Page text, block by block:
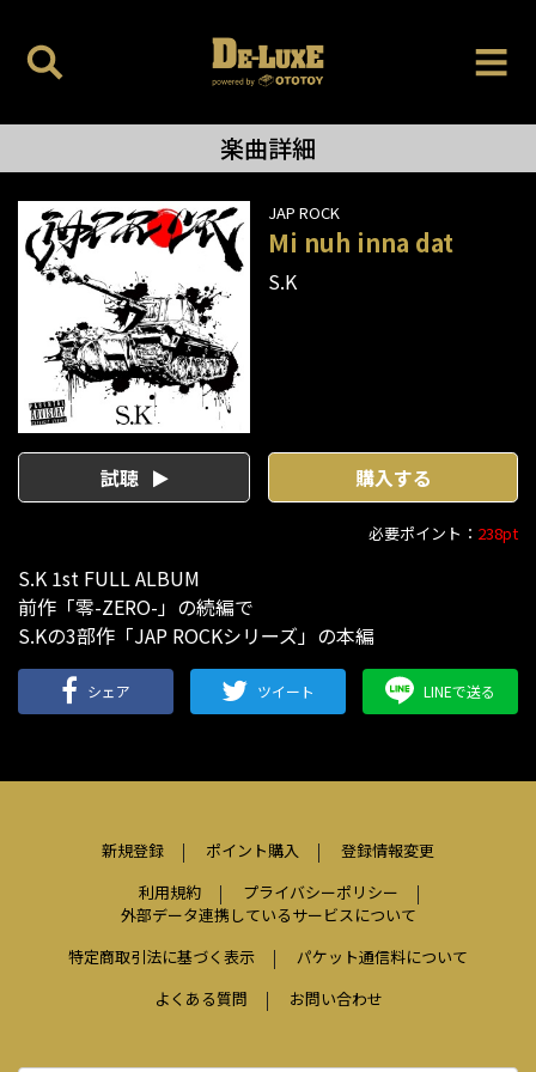
楽曲詳細
JAP ROCK
Mi nuh inna dat
S.K
試聴 購入する
必要ポイント： 238pt
S.K 1st FULL ALBUM
前作「零-ZERO-」の続編で
S.Kの3部作「JAP ROCKシリーズ」の本編
シェア ツイート LINEで送る
新規登録 ポイント購入
登録情報変更
利用規約
プライバシーポリシー
外部データ連携しているサービスについて
特定商取引法に基づく表示
パケット通信料について
よくある質問
お問い合わせ